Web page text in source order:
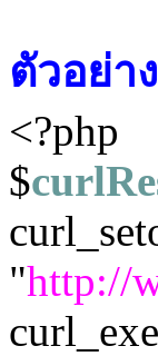
ตัวอย่าง
<?php
$
"http://